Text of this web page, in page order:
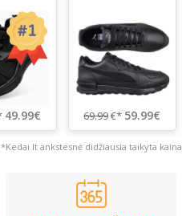
49.99€ 69.99€* 59.99€
*Kedai.lt ankstesnė didžiausia taikyta kaina